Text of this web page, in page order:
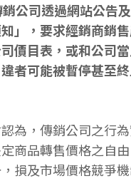
公司透過網站公告
」，要求經銷商銷
價目表，或和公司
者可能被暫停甚至
為，傳銷公司之行
商品轉售價格之自
損及市場價格競爭